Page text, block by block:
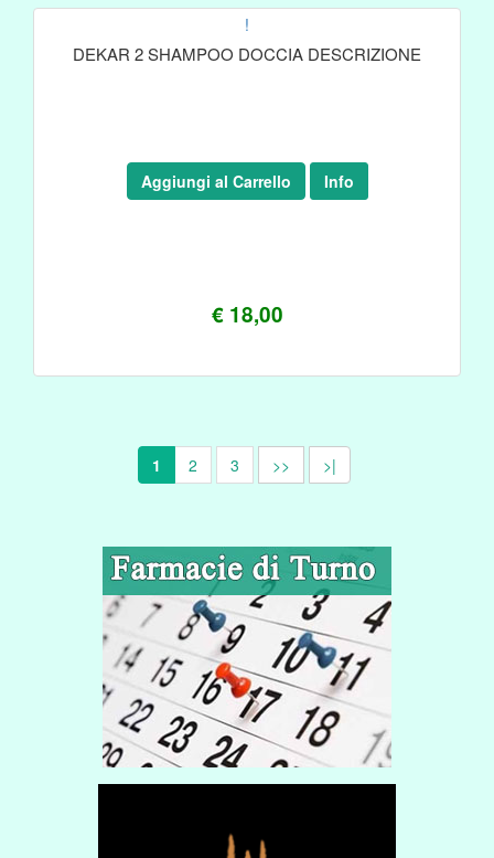
!
DEKAR 2 SHAMPOO DOCCIA DESCRIZIONE
€ 18,00
Aggiungi al Carrello Info
1 2 3 >> >|